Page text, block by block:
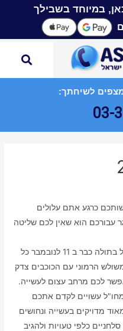
לשיחתך:
03-
כרגע אתם עלולים
עבורכם הוא שאין לכם שליטה
אל דאגה! עם כניסת כוכב מאדים למזל בתולה כבר ב 11 לנובמבר כל
הרמוני עם הכוכבים צדק
לכם מרחב עצום לעשייה.
עשויים לקדם אתכם
מדויקים בעשייה ונחושים
כלפי טעויות ולהגיב